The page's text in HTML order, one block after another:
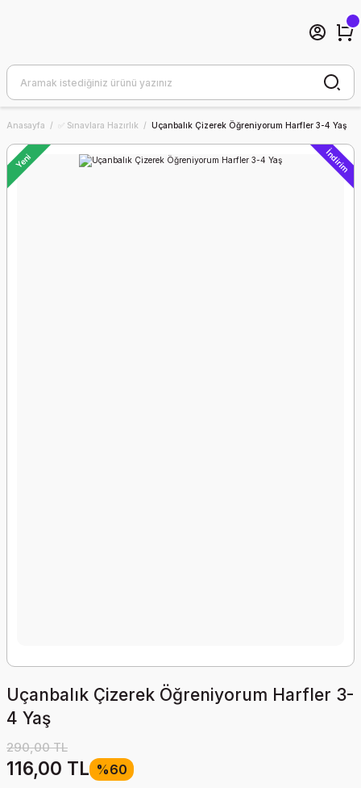
Anasayfa ✅ Sınavlara Hazırlık Uçanbalık Çizerek Öğreniyorum Harfler 3-4 Yaş
Yeni İndirim
Uçanbalık Çizerek Öğreniyorum Harfler 3-
4 Yaş
290,00 TL
116,00 TL %60